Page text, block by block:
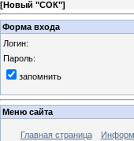
[Новый "СОК"]
Форма входа
Логин:
Пароль:
запомнить
Меню сайта
Главная страница